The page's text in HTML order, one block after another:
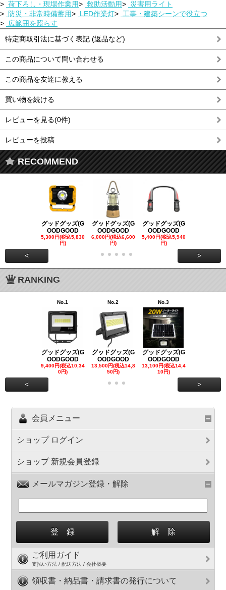
> 荷下ろし・現場作業用> 救助活動用> 災害用ライト
> 防災・非常時備蓄用> LED作業灯> 工事・建築シーンで役立つ
> 広範囲を照らす
特定商取引法に基づく表記 (返品など)
この商品について問い合わせる
この商品を友達に教える
買い物を続ける
レビューを見る(0件)
レビューを投稿
RECOMMEND
グッドグッズ(G
OODGOOD
5,300円(税込5,830
円)
グッドグッズ(G
OODGOOD
6,000円(税込6,600
円)
グッドグッズ(G
OODGOOD
5,400円(税込5,940
円)
< >
RANKING
No.1
グッドグッズ(G
OODGOOD
9,400円(税込10,34
0円)
No.2
グッドグッズ(G
OODGOOD
13,500円(税込14,8
50円)
No.3
グッドグッズ(G
OODGOOD
13,100円(税込14,4
10円)
< >
会員メニュー
ショップ ログイン
ショップ 新規会員登録
メールマガジン登録・解除
ご利用ガイド
支払い方法 / 配送方法 / 会社概要
領収書・納品書・請求書の発行について